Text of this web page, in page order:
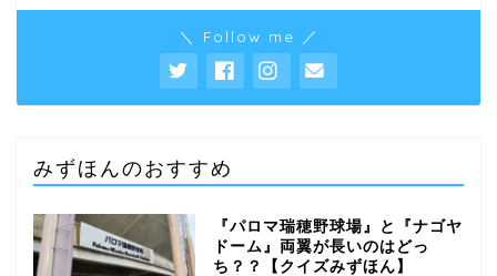
＼ Follow me ／
みずほんのおすすめ
『パロマ瑞穂野球場』と『ナゴヤ
ドーム』両翼が長いのはどっ
ち？？【クイズみずほん】